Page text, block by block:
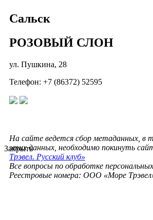
Сальск
РОЗОВЫЙ СЛОН
ул. Пушкина, 28
Телефон: +7 (86372) 52595
На сайте ведется сбор метаданных, в
этих данных, необходимо покинуть
Трэвел. Русский клуб»
Все вопросы по обработке
Реестровые номера: ООО «Море
Закрыть